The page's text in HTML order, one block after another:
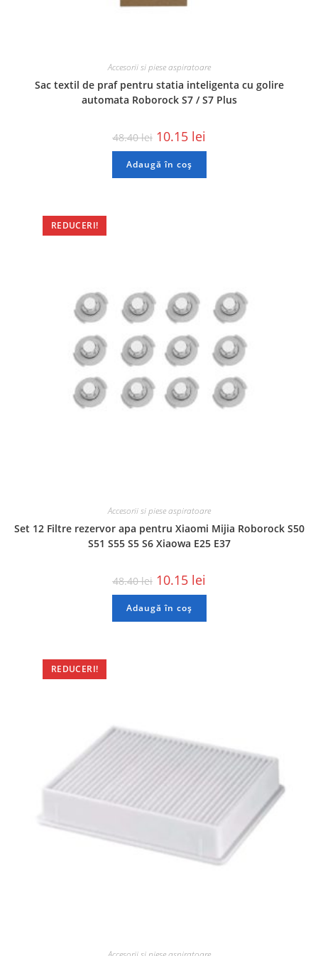
Accesorii si piese aspiratoare
Sac textil de praf pentru statia inteligenta cu golire
automata Roborock S7 / S7 Plus
48.40lei 10.15 lei
Adaugă în coș
REDUCERI!
Accesorii si piese aspiratoare
Set 12 Filtre rezervor apa pentru Xiaomi Mijia Roborock S50
S51 S55 S5 S6 Xiaowa E25 E37
48.40lei 10.15 lei
Adaugă în coș
REDUCERI!